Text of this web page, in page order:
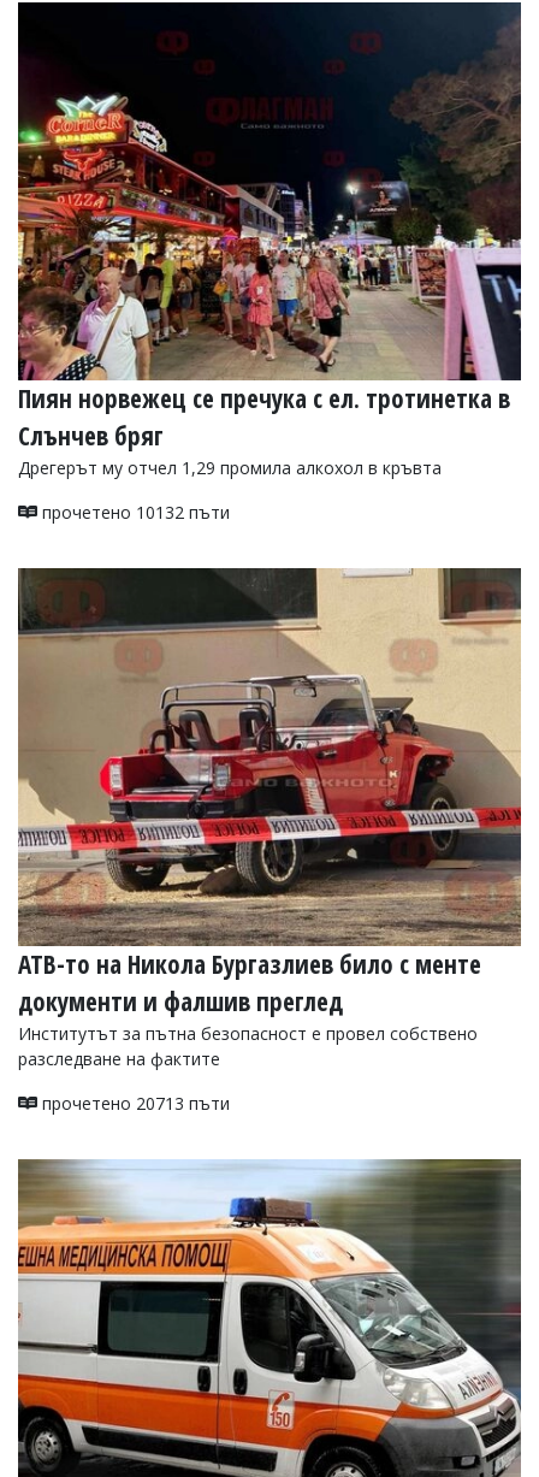
Пиян норвежец се пречука с ел. тротинетка в
Слънчев бряг
Дрегерът му отчел 1,29 промила алкохол в кръвта
прочетено 10132 пъти
АТВ-то на Никола Бургазлиев било с менте
документи и фалшив преглед
Институтът за пътна безопасност е провел собствено
разследване на фактите
прочетено 20713 пъти